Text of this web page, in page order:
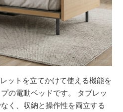
ットを立てかけて使える機能を
の電動ベッドです。 タブレッ
く、収納と操作性を両立する